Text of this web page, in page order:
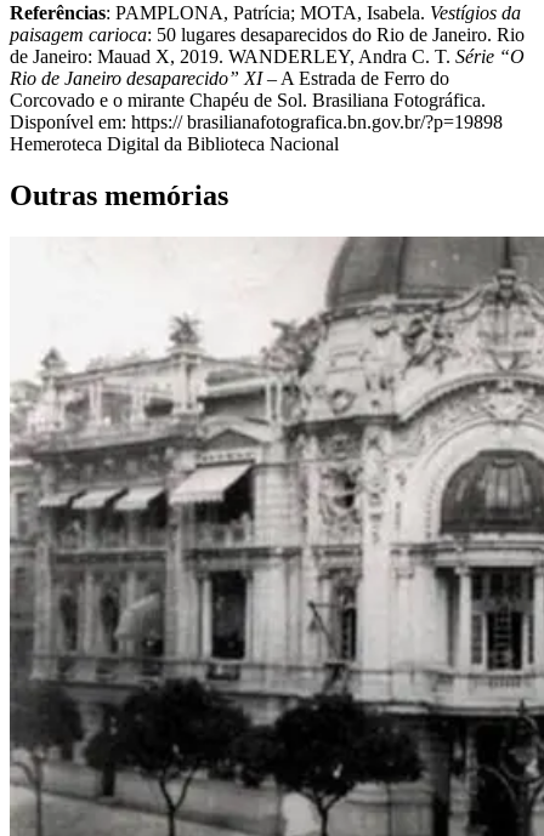
Referências: PAMPLONA, Patrícia; MOTA, Isabela. Vestígios da
paisagem carioca: 50 lugares desaparecidos do Rio de Janeiro. Rio
de Janeiro: Mauad X, 2019. WANDERLEY, Andra C. T. Série “O
Rio de Janeiro desaparecido” XI– A Estrada de Ferro do
Corcovado e o mirante Chapéu de Sol. Brasiliana Fotográfica.
Disponível em: https:// brasilianafotografica.bn.gov.br/?p=19898
Hemeroteca Digital da Biblioteca Nacional
Outras memórias